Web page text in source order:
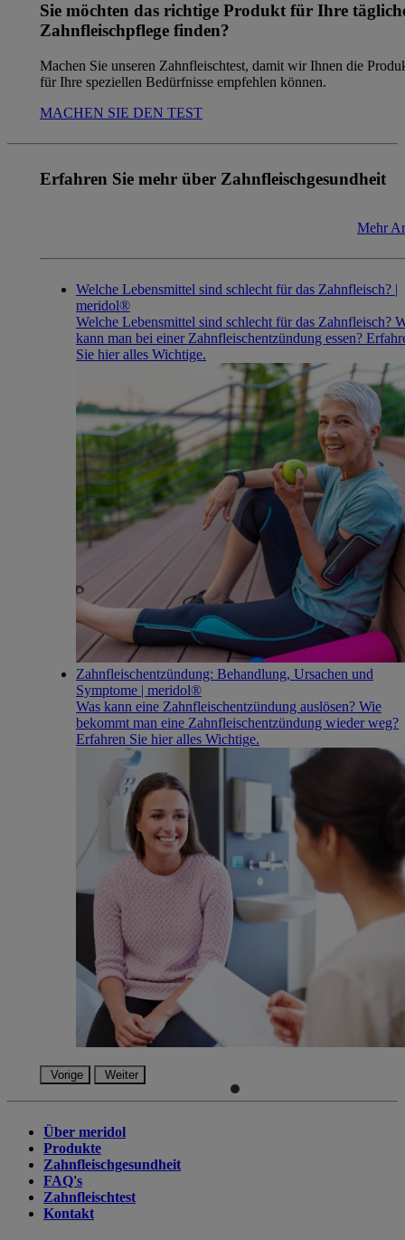
Sie möchten das richtige Produkt für Ihre
Zahnfleischpflege finden?
Machen Sie unseren Zahnfleischtest, damit wir Ihnen die
für Ihre speziellen Bedürfnisse empfehlen können.
MACHEN SIE DEN TEST
Erfahren Sie mehr über Zahnfleischgesundheit
Mehr
Welche Lebensmittel sind schlecht für das Zahnfleisch? |
meridol®
Welche Lebensmittel sind schlecht für das Zahnfleisch?
kann man bei einer Zahnfleischentzündung essen?
Sie hier alles Wichtige.
Zahnfleischentzündung: Behandlung, Ursachen und
Symptome | meridol®
Was kann eine Zahnfleischentzündung auslösen? Wie
bekommt man eine Zahnfleischentzündung wieder weg?
Erfahren Sie hier alles Wichtige.
Vorige Weiter
Über meridol
Produkte
Zahnfleischgesundheit
FAQ's
Zahnfleischtest
Kontakt